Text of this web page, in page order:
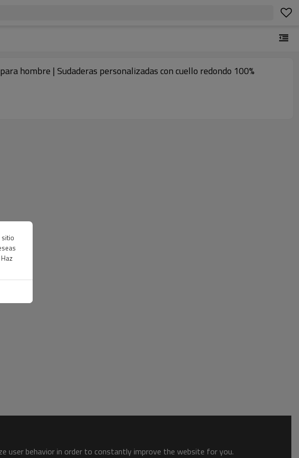
hombre | Sudaderas personalizadas con cuello redondo 100%
user behavior in order to constantly improve the website for you.
sitio